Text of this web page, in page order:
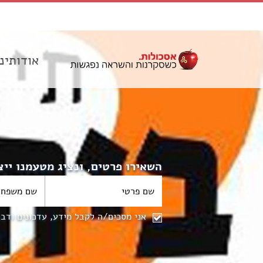
השאירו פרטים, ונציג מטעמנו
אני מסכים/ה לקבל מידע, עדכונים